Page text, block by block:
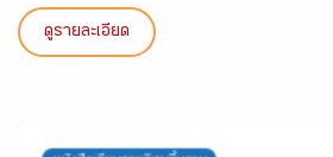
ดูรายละเอียด